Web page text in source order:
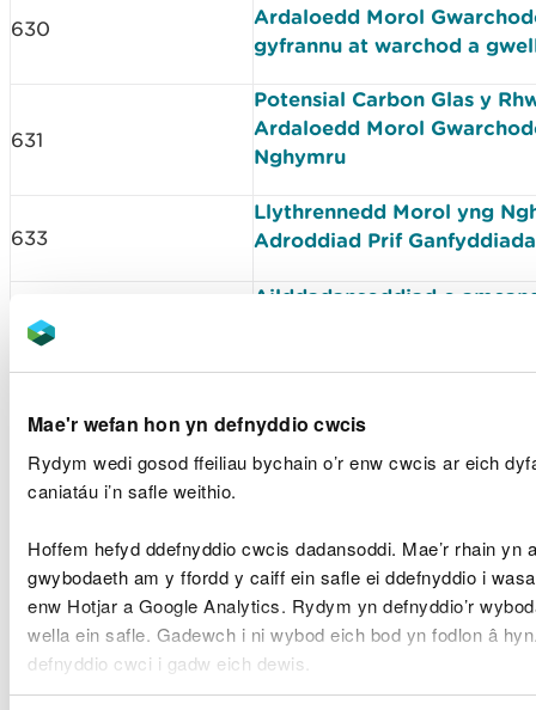
Mae'r wefan hon yn defnyddio cwcis
Rydym wedi gosod ffeiliau bychain o’r enw cwcis ar eich
caniatáu i’n safle weithio.
Hoffem hefyd ddefnyddio cwcis dadansoddi. Mae’r rhain yn
gwybodaeth am y ffordd y caiff ein safle ei ddefnyddio i
enw Hotjar a Google Analytics. Rydym yn defnyddio’r
wella ein safle. Gadewch i ni wybod eich bod yn fodlon â
defnyddio cwci i gadw eich dewis.
630
Ardaloedd Morol
gyfrannu at warchod a
631
Potensial Carbon Glas y
Ardaloedd Morol
Nghymru
633
Llythrennedd Morol yng
Adroddiad Prif
635
Ailddadansoddiad o
646
Toreithrwydd a
Modelu ar gyfer Morfilod
652
Lythrennedd Morol yng
Adroddiad Prif
Cyfrifiad o Forloi Llwyd